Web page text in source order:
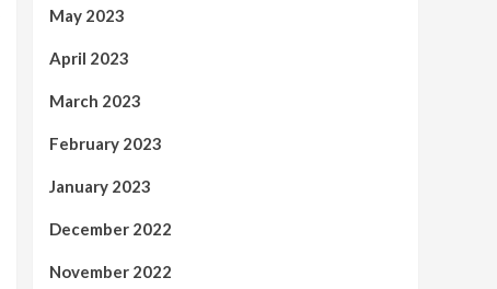
May 2023
April 2023
March 2023
February 2023
January 2023
December 2022
November 2022